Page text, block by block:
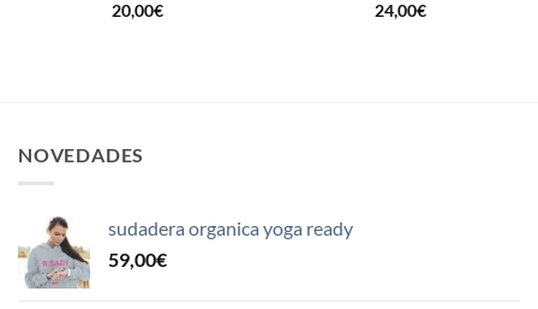
20,00€
24,00€
NOVEDADES
sudadera organica yoga ready
59,00€